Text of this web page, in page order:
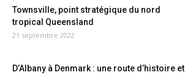
Townsville, point stratégique du nord
tropical Queensland
21 septembre 2022
D’Albany à Denmark : une route d’histoire et